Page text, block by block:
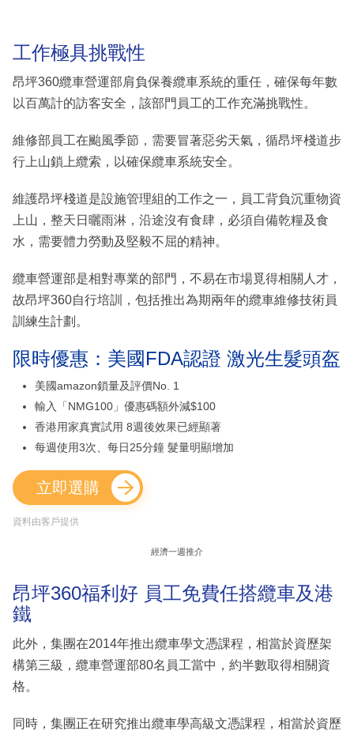
工作極具挑戰性
昂坪360纜車營運部肩負保養纜車系統的重任，確保每年數
以百萬計的訪客安全，該部門員工的工作充滿挑戰性。
維修部員工在颱風季節，需要冒著惡劣天氣，循昂坪棧道步
行上山鎖上纜索，以確保纜車系統安全。
維護昂坪棧道是設施管理組的工作之一，員工背負沉重物資
上山，整天日曬雨淋，沿途沒有食肆，必須自備乾糧及食
水，需要體力勞動及堅毅不屈的精神。
纜車營運部是相對專業的部門，不易在市場覓得相關人才，
故昂坪360自行培訓，包括推出為期兩年的纜車維修技術員
訓練生計劃。
限時優惠：美國FDA認證 激光生髮頭盔
美國amazon鎖量及評價No. 1
輸入「NMG100」優惠碼額外減$100
香港用家真實試用 8週後效果已經顯著
每週使用3次、每日25分鐘 髮量明顯增加
立即選購
資料由客戶提供
經濟一週推介
昂坪360福利好 員工免費任搭纜車及港
鐵
此外，集團在2014年推出纜車學文憑課程，相當於資歷架
構第三級，纜車營運部80名員工當中，約半數取得相關資
格。
同時，集團正在研究推出纜車學高級文憑課程，相當於資歷